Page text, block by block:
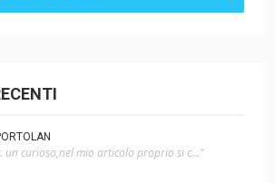
un curioso,nel mio articolo proprio si c..."